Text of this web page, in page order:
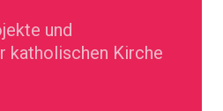
und
katholischen Kirche